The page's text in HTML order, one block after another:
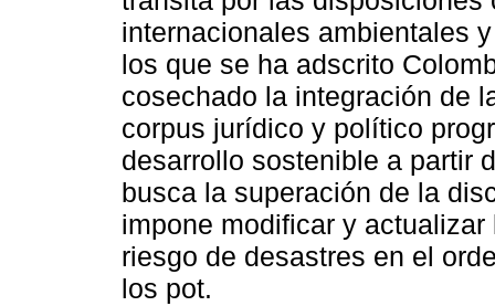
internacionales ambientales
los que se ha adscrito
cosechado la integración de
corpus jurídico y político
desarrollo sostenible a partir
busca la superación de la
impone modificar y
riesgo de desastres en el
los pot.